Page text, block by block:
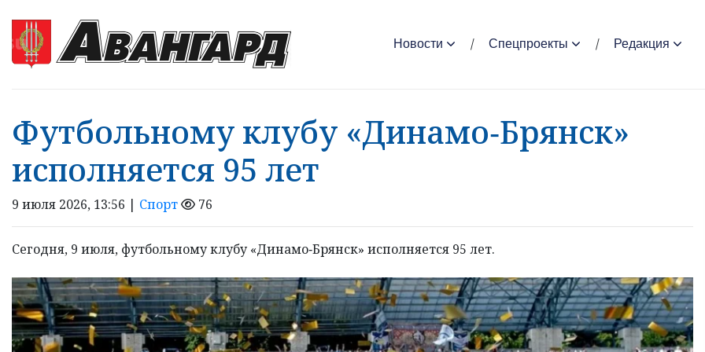
Новости Спецпроекты Редакция
Футбольному клубу «Динамо‑Брянск»
исполняется 95 лет
9 июля 2026, 13:56 | Спорт 76
Сегодня, 9 июля, футбольному клубу «Динамо‑Брянск» исполняется 95 лет.